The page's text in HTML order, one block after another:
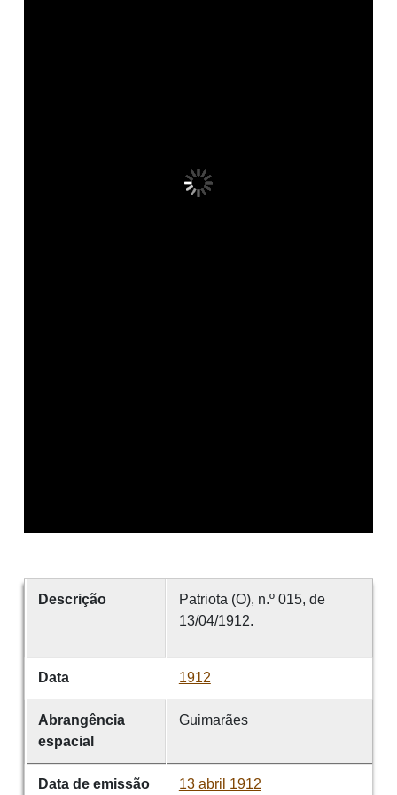
Descrição
Patriota (O), n.º 015, de
13/04/1912.
Data 1912
Abrangência
espacial
Guimarães
Data de emissão 13 abril 1912